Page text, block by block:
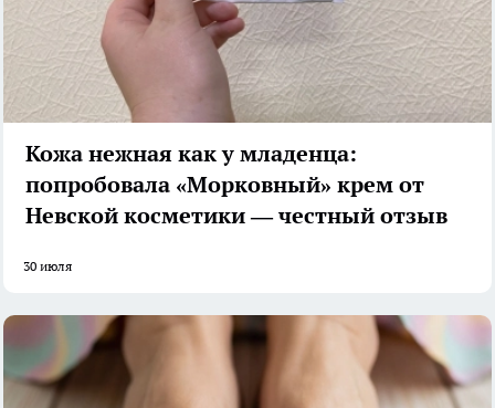
Кожа нежная как у младенца:
попробовала «Морковный» крем от
Невской косметики — честный отзыв
30 июля